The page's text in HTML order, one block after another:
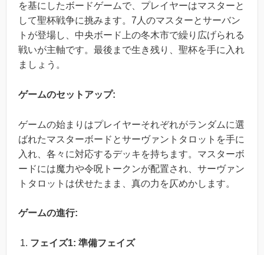
を基にしたボードゲームで、プレイヤーはマスターと
して聖杯戦争に挑みます。7人のマスターとサーバン
トが登場し、中央ボード上の冬木市で繰り広げられる
戦いが主軸です。最後まで生き残り、聖杯を手に入れ
ましょう。
ゲームのセットアップ:
ゲームの始まりはプレイヤーそれぞれがランダムに選
ばれたマスターボードとサーヴァントタロットを手に
入れ、各々に対応するデッキを持ちます。マスターボ
ードには魔力や令呪トークンが配置され、サーヴァン
トタロットは伏せたまま、真の力を仄めかします。
ゲームの進行:
フェイズ1: 準備フェイズ